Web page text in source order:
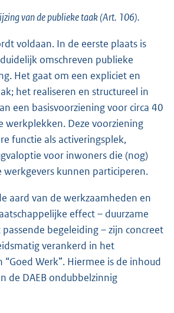
van de publieke taak (Art. 106).
voldaan. In de eerste plaats is
omschreven publieke
Het gaat om een expliciet en
het realiseren en structureel in
een basisvoorziening voor circa 40
werkplekken. Deze voorziening
functie als activeringsplek,
voor inwoners die (nog)
werkgevers kunnen participeren.
aard van de werkzaamheden en
effect – duurzame
begeleiding – zijn concreet
verankerd in het
Werk”. Hiermee is de inhoud
de DAEB ondubbelzinnig